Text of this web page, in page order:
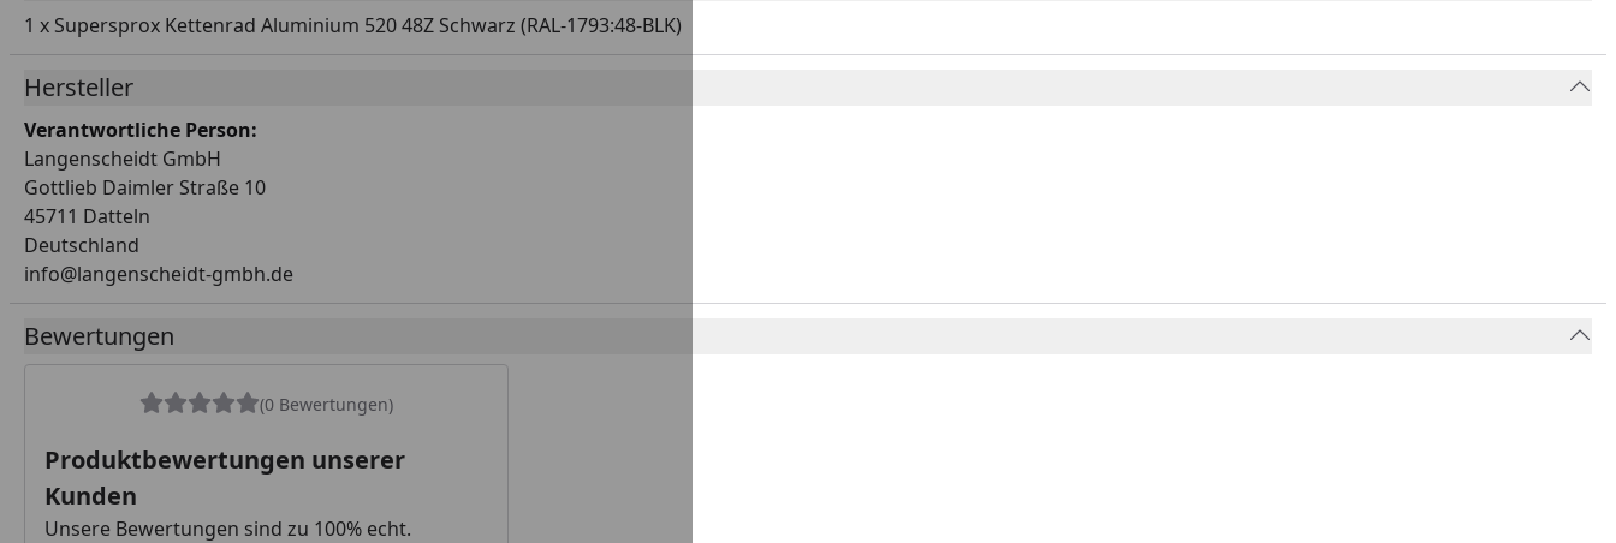
1 x Supersprox Kettenrad Aluminium 520 48Z Schwarz (RAL-1793:48-BLK)
Hersteller
Verantwortliche Person:
Langenscheidt GmbH
Gottlieb Daimler Straße 10
45711 Datteln
Deutschland
info@langenscheidt-gmbh.de
Bewertungen
(0 Bewertungen)
Produktbewertungen unserer
Kunden
Unsere Bewertungen sind zu 100% echt.